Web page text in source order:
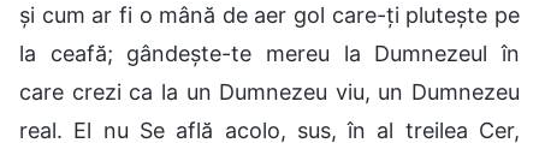
și cum ar fi o mână de aer gol care-ți plutește pe
la ceafă; gândește-te mereu la Dumnezeul în
care crezi ca la un Dumnezeu viu, un Dumnezeu
real. El nu Se află acolo, sus, în al treilea Cer,